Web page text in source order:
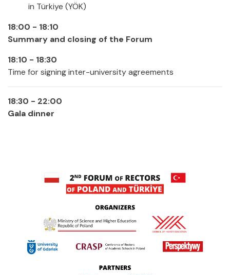
in Türkiye (YÖK)
18:00 - 18:10
Summary and closing of the Forum
18:10 - 18:30
Time for signing inter-university agreements
18:30 - 22:00
Gala dinner